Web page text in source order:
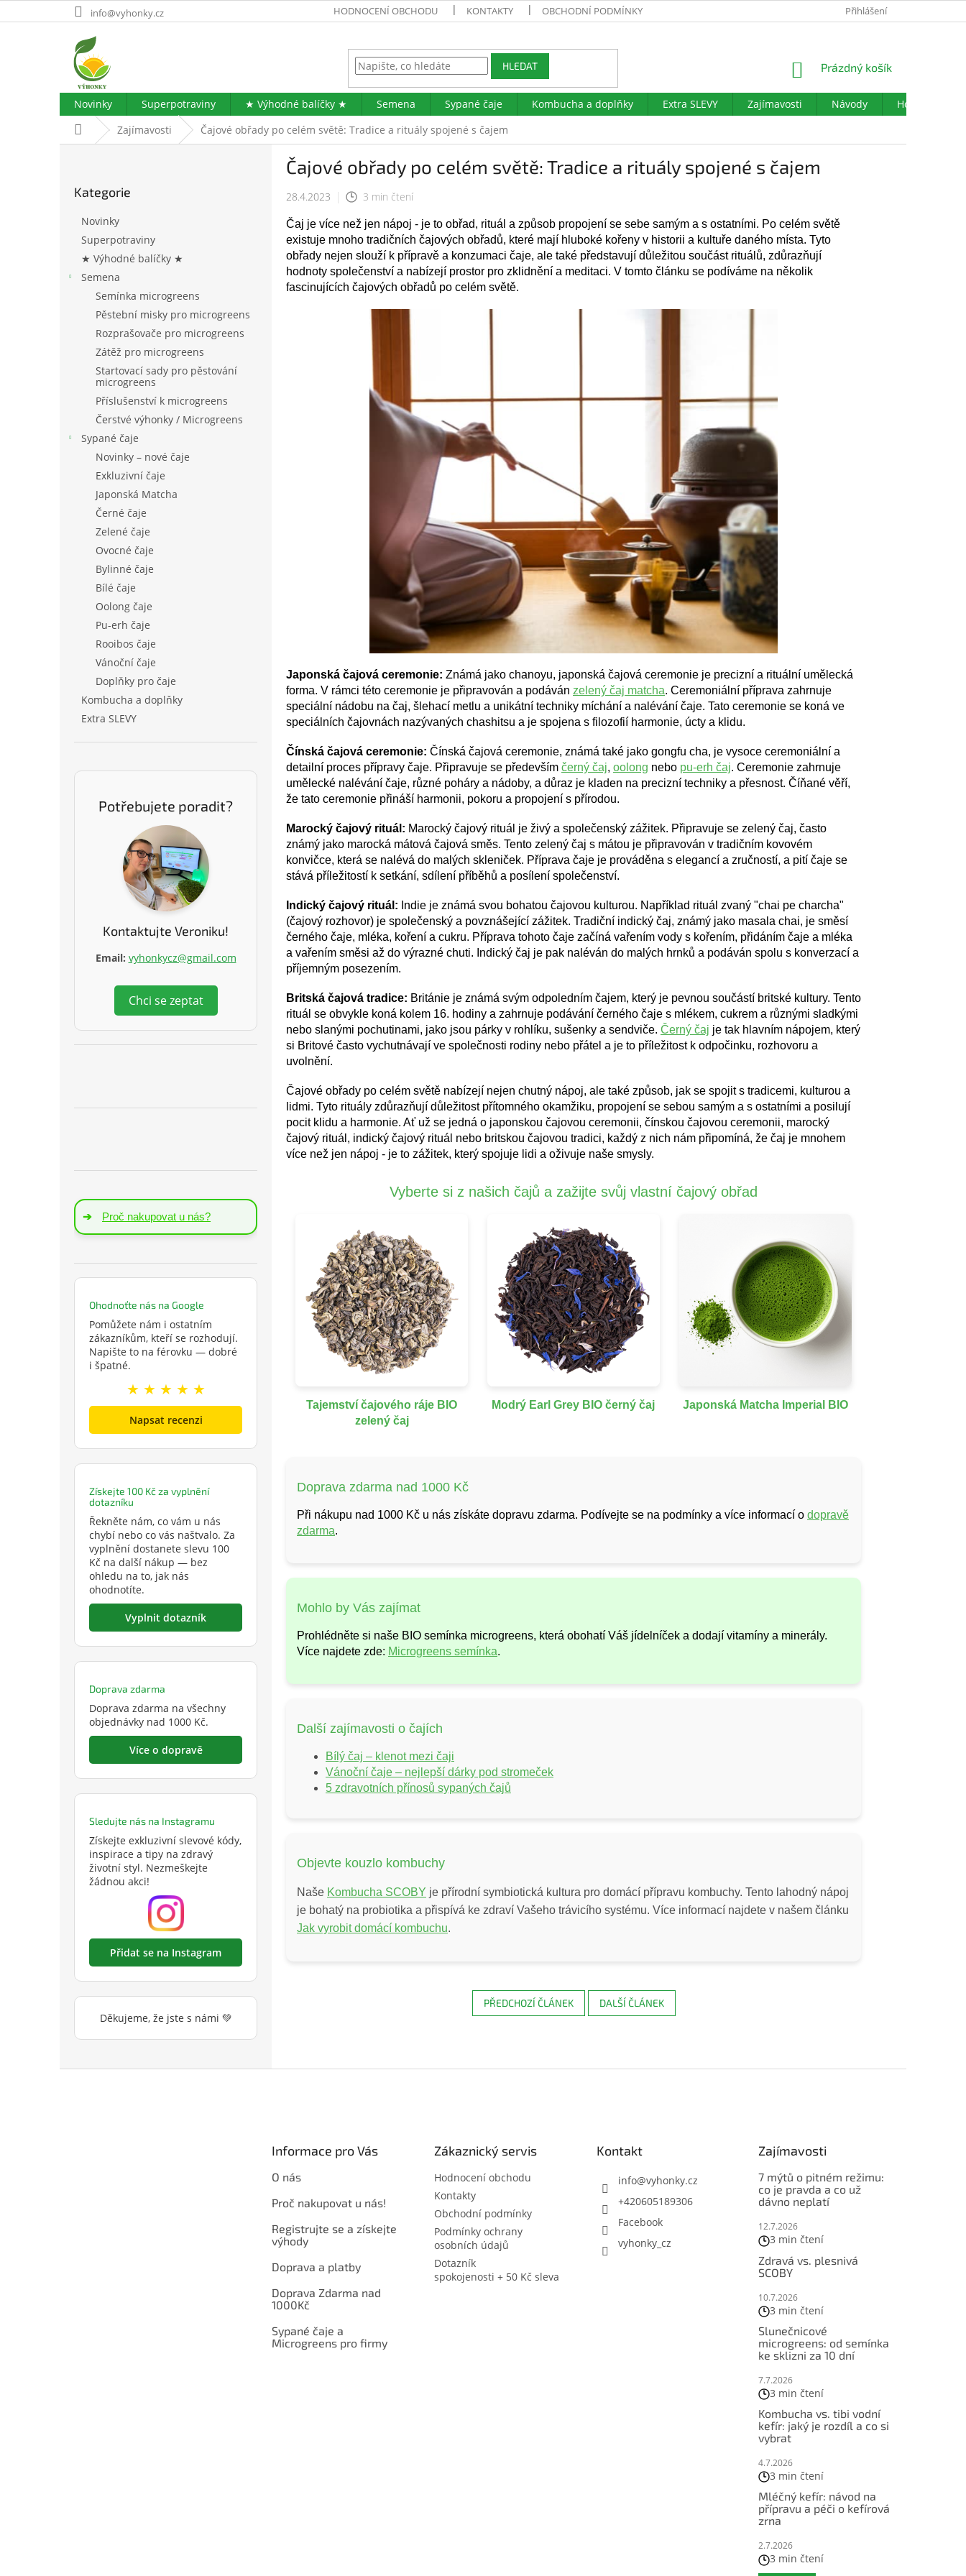
na
info@vyhonky.cz HODNOCENÍ OBCHODU KONTAKTY OBCHODNÍ PODMÍNKY PODMÍNKY OCHRANY OSOBNÍCH ÚDAJŮ DOTAZNÍK
Přihlášení
HLEDAT
NÁKUPNÍ
Prázdný košík
Novinky Superpotraviny ★ Výhodné balíčky ★ Semena Sypané čaje Kombucha a doplňky Extra SLEVY Zajímavosti Návody
Hodnocení
Domů Zajímavosti Čajové obřady po celém světě: Tradice a rituály spojené s čajem
kategorie
Kategorie
Novinky
Superpotraviny
★ Výhodné balíčky ★
Semena
Semínka microgreens
Pěstební misky pro microgreens
Rozprašovače pro microgreens
Zátěž pro microgreens
Startovací sady pro pěstování
microgreens
Příslušenství k microgreens
Čerstvé výhonky / Microgreens
Sypané čaje
Novinky – nové čaje
Exkluzivní čaje
Japonská Matcha
Černé čaje
Zelené čaje
Ovocné čaje
Bylinné čaje
Bílé čaje
Oolong čaje
Pu-erh čaje
Rooibos čaje
Vánoční čaje
Doplňky pro čaje
Kombucha a doplňky
Extra SLEVY
Potřebujete poradit?
Kontaktujte Veroniku!
Email: vyhonkycz@gmail.com
Chci se zeptat
➔ Proč nakupovat u nás?
Ohodnoťte nás na Google
Pomůžete nám i ostatním
zákazníkům, kteří se rozhodují.
Napište to na férovku — dobré
i špatné.
★ ★ ★ ★ ★
Napsat recenzi
Získejte 100 Kč za vyplnění
dotazníku
Řekněte nám, co vám u nás
chybí nebo co vás naštvalo. Za
vyplnění dostanete slevu 100
Kč na další nákup — bez
ohledu na to, jak nás
ohodnotíte.
Vyplnit dotazník
Doprava zdarma
Doprava zdarma na všechny
objednávky nad 1000 Kč.
Více o dopravě
Sledujte nás na Instagramu
Získejte exkluzivní slevové kódy,
inspirace a tipy na zdravý
životní styl. Nezmeškejte
žádnou akci!
Přidat se na Instagram
Děkujeme, že jste s námi 💚
Čajové obřady po celém světě: Tradice a rituály spojené s čajem
28.4.2023 3 min čtení
Čaj je více než jen nápoj - je to obřad, rituál a způsob propojení se sebe samým a s ostatními. Po celém světě
existuje mnoho tradičních čajových obřadů, které mají hluboké kořeny v historii a kultuře daného místa. Tyto
obřady nejen slouží k přípravě a konzumaci čaje, ale také představují důležitou součást rituálů, zdůrazňují
hodnoty společenství a nabízejí prostor pro zklidnění a meditaci. V tomto článku se podíváme na několik
fascinujících čajových obřadů po celém světě.
Japonská čajová ceremonie: Známá jako chanoyu, japonská čajová ceremonie je precizní a rituální umělecká
forma. V rámci této ceremonie je připravován a podáván zelený čaj matcha. Ceremoniální příprava zahrnuje
speciální nádobu na čaj, šlehací metlu a unikátní techniky míchání a nalévání čaje. Tato ceremonie se koná ve
speciálních čajovnách nazývaných chashitsu a je spojena s filozofií harmonie, úcty a klidu.
Čínská čajová ceremonie: Čínská čajová ceremonie, známá také jako gongfu cha, je vysoce ceremoniální a
detailní proces přípravy čaje. Připravuje se především černý čaj, oolong nebo pu-erh čaj. Ceremonie zahrnuje
umělecké nalévání čaje, různé poháry a nádoby, a důraz je kladen na precizní techniky a přesnost. Číňané věří,
že tato ceremonie přináší harmonii, pokoru a propojení s přírodou.
Marocký čajový rituál: Marocký čajový rituál je živý a společenský zážitek. Připravuje se zelený čaj, často
známý jako marocká mátová čajová směs. Tento zelený čaj s mátou je připravován v tradičním kovovém
konvičce, která se nalévá do malých skleniček. Příprava čaje je prováděna s elegancí a zručností, a pití čaje se
stává příležitostí k setkání, sdílení příběhů a posílení společenství.
Indický čajový rituál: Indie je známá svou bohatou čajovou kulturou. Například rituál zvaný "chai pe charcha"
(čajový rozhovor) je společenský a povznášející zážitek. Tradiční indický čaj, známý jako masala chai, je směsí
černého čaje, mléka, koření a cukru. Příprava tohoto čaje začíná vařením vody s kořením, přidáním čaje a mléka
a vařením směsi až do výrazné chuti. Indický čaj je pak naléván do malých hrnků a podáván spolu s konverzací a
příjemným posezením.
Britská čajová tradice: Británie je známá svým odpoledním čajem, který je pevnou součástí britské kultury. Tento
rituál se obvykle koná kolem 16. hodiny a zahrnuje podávání černého čaje s mlékem, cukrem a různými sladkými
nebo slanými pochutinami, jako jsou párky v rohlíku, sušenky a sendviče. Černý čaj je tak hlavním nápojem, který
si Britové často vychutnávají ve společnosti rodiny nebo přátel a je to příležitost k odpočinku, rozhovoru a
uvolnění.
Čajové obřady po celém světě nabízejí nejen chutný nápoj, ale také způsob, jak se spojit s tradicemi, kulturou a
lidmi. Tyto rituály zdůrazňují důležitost přítomného okamžiku, propojení se sebou samým a s ostatními a posilují
pocit klidu a harmonie. Ať už se jedná o japonskou čajovou ceremonii, čínskou čajovou ceremonii, marocký
čajový rituál, indický čajový rituál nebo britskou čajovou tradici, každý z nich nám připomíná, že čaj je mnohem
více než jen nápoj - je to zážitek, který spojuje lidi a oživuje naše smysly.
Vyberte si z našich čajů a zažijte svůj vlastní čajový obřad
Tajemství čajového ráje BIO
zelený čaj
Modrý Earl Grey BIO černý čaj Japonská Matcha Imperial BIO
Doprava zdarma nad 1000 Kč
Při nákupu nad 1000 Kč u nás získáte dopravu zdarma. Podívejte se na podmínky a více informací o dopravě
zdarma.
Mohlo by Vás zajímat
Prohlédněte si naše BIO semínka microgreens, která obohatí Váš jídelníček a dodají vitamíny a minerály.
Více najdete zde: Microgreens semínka.
Další zajímavosti o čajích
Bílý čaj – klenot mezi čaji
Vánoční čaje – nejlepší dárky pod stromeček
5 zdravotních přínosů sypaných čajů
Objevte kouzlo kombuchy
Naše Kombucha SCOBY je přírodní symbiotická kultura pro domácí přípravu kombuchy. Tento lahodný nápoj
je bohatý na probiotika a přispívá ke zdraví Vašeho trávicího systému. Více informací najdete v našem článku
Jak vyrobit domácí kombuchu.
PŘEDCHOZÍ ČLÁNEK DALŠÍ ČLÁNEK
Informace pro Vás
O nás
Proč nakupovat u nás!
Registrujte se a získejte
výhody
Doprava a platby
Doprava Zdarma nad
1000Kč
Sypané čaje a
Microgreens pro firmy
Zákaznický servis
Hodnocení obchodu
Kontakty
Obchodní podmínky
Podmínky ochrany
osobních údajů
Dotazník
spokojenosti + 50 Kč sleva
Kontakt
info@vyhonky.cz
+420605189306
Facebook
vyhonky_cz
Zajímavosti
7 mýtů o pitném režimu:
co je pravda a co už
dávno neplatí
12.7.2026
3 min čtení
Zdravá vs. plesnivá
SCOBY
10.7.2026
3 min čtení
Slunečnicové
microgreens: od semínka
ke sklizni za 10 dní
7.7.2026
3 min čtení
Kombucha vs. tibi vodní
kefír: jaký je rozdíl a co si
vybrat
4.7.2026
3 min čtení
Mléčný kefír: návod na
přípravu a péči o kefírová
zrna
2.7.2026
3 min čtení